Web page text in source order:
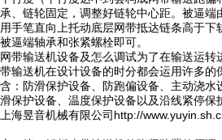
承、链轮固定，调整好链轮中心距。被逼端
用手笔直向上托动底层网带抵达链条高于
被逼端轴承和张紧螺栓即可。
网带输送机设备及怎么调试为了在输送运转
带输送机在设计设备的时分都会运用许多的
含：防滑保护设备、防跑偏设备、主动浇水
滑保护设备、温度保护设备以及沿线紧停保
上海昱音机械有限公司http://